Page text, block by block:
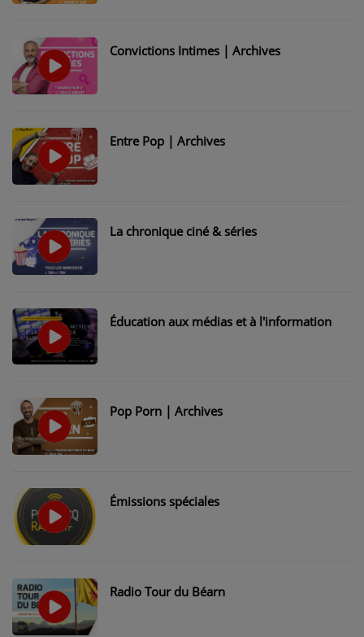
PARTICIPEZ
RECRUTEMENT
VENEZ DANS LE PUBLIC !
CRÉATIONS AUDIOVISUELLES
L'ŒIL DE L'OIE | PRÉSENTATION
VIDÉOS | JEUX
CONTACT
Convictions Intimes | Archives
Entre Pop | Archives
La chronique ciné & séries
Éducation aux médias et à l'information
Pop Porn | Archives
Émissions spéciales
Radio Tour du Béarn